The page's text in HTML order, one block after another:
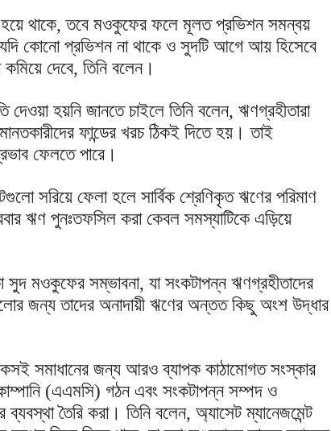
হয়ে থাকে, তবে মওকুফের ফলে মূলত প্রভিশন সমন্বয়
কোনো প্রভিশন না থাকে ও সুদটি আগে আয় হিসেবে
দেবে, তিনি বলেন।
হয়নি জানতে চাইলে তিনি বলেন, ঋণগ্রহীতারা
ফান্ডের খরচ ঠিকই দিতে হয়। তাই
ফেলতে পারে।
সরিয়ে ফেলা হলে সার্বিক শ্রেণিকৃত ঋণের পরিমাণ
ঋণ পুনঃতফসিল করা কেবল সমস্যাটিকে এড়িয়ে
সুদ মওকুফের সম্ভাবনা, যা সংকটাপন্ন ঋণগ্রহীতাদের
জন্য তাদের অনাদায়ী ঋণের অন্তত কিছু অংশ উদ্ধার
সমাধানের জন্য আরও ব্যাপক কাঠামোগত সংস্কার
(এএমসি) গঠন এবং সংকটাপন্ন সম্পদ ও
ব্যবস্থা তৈরি করা। তিনি বলেন, অ্যাসেট ম্যানেজমেন্ট